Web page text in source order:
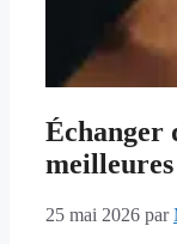
Échanger
25 mai 2026 par